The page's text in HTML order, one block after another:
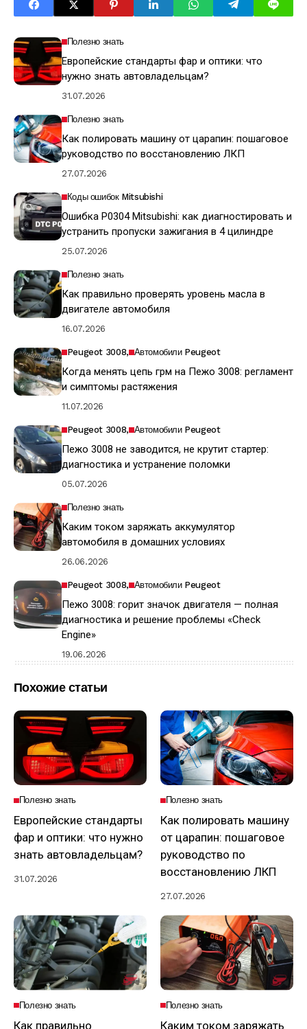
Полезно знать
Европейские стандарты фар и оптики: что
нужно знать автовладельцам?
31.07.2026
Полезно знать
Как полировать машину от царапин: пошаговое
руководство по восстановлению ЛКП
27.07.2026
Коды ошибок Mitsubishi
Ошибка P0304 Mitsubishi: как диагностировать и
устранить пропуски зажигания в 4 цилиндре
25.07.2026
Полезно знать
Как правильно проверять уровень масла в
двигателе автомобиля
16.07.2026
Peugeot 3008 Автомобили Peugeot
Когда менять цепь грм на Пежо 3008: регламент
и симптомы растяжения
11.07.2026
Peugeot 3008 Автомобили Peugeot
Пежо 3008 не заводится, не крутит стартер:
диагностика и устранение поломки
05.07.2026
Полезно знать
Каким током заряжать аккумулятор
автомобиля в домашних условиях
26.06.2026
Peugeot 3008 Автомобили Peugeot
Пежо 3008: горит значок двигателя — полная
диагностика и решение проблемы «Check
Engine»
19.06.2026
Похожие статьи
Полезно знать
Европейские стандарты
фар и оптики: что нужно
знать автовладельцам?
31.07.2026
Полезно знать
Как полировать машину
от царапин: пошаговое
руководство по
восстановлению ЛКП
27.07.2026
Полезно знать
Как правильно
Полезно знать
Каким током заряжать